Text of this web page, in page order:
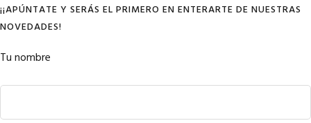
¡¡APÚNTATE Y SERÁS EL PRIMERO EN ENTERARTE DE NUESTRAS
NOVEDADES!
Tu nombre